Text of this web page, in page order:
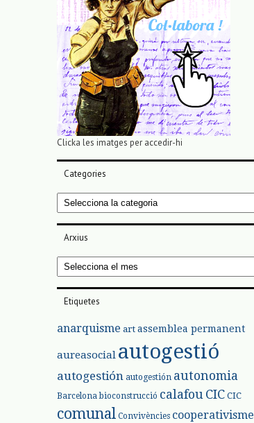
Clicka les imatges per accedir-hi
Categories
Categories
Arxius
Arxius
Etiquetes
anarquisme art assemblea permanent
aureasocial autogestió
autogestión autogestión autonomia
Barcelona bioconstrucció calafou CIC CIC
comunal Convivències cooperativisme